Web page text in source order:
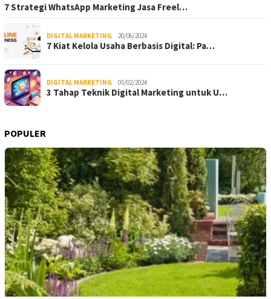
7 Strategi WhatsApp Marketing Jasa Freel…
DIGITAL MARKETING 20/06/2024
7 Kiat Kelola Usaha Berbasis Digital: Pa…
DIGITAL MARKETING 05/02/2024
3 Tahap Teknik Digital Marketing untuk U…
POPULER